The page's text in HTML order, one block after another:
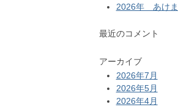
2026年 あけま
最近のコメント
アーカイブ
2026年7月
2026年5月
2026年4月